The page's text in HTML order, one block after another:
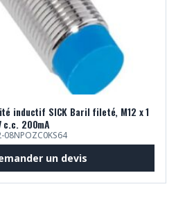
inductif SICK Baril fileté, M12 x 1
c.c. 200mA
un devis